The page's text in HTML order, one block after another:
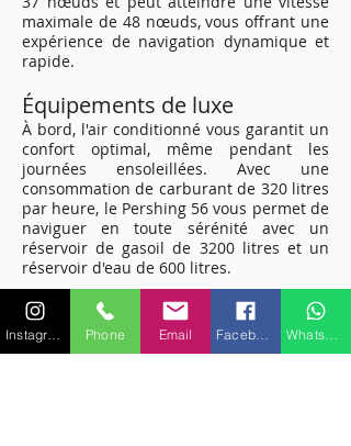
maximale de 48 nœuds, vous offrant une
expérience de navigation dynamique et
rapide.
Équipements de luxe
À bord, l'air conditionné vous garantit un
confort optimal, même pendant les
journées ensoleillées. Avec une
consommation de carburant de 320 litres
par heure, le Pershing 56 vous permet de
naviguer en toute sérénité avec un
réservoir de gasoil de 3200 litres et un
réservoir d'eau de 600 litres.
Expérience sous-marine
inoubliable
Phone Email